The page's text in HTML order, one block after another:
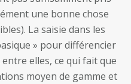
une bonne chose
La saisie dans les
» pour différencier
elles, ce qui fait que
moyen de gamme et